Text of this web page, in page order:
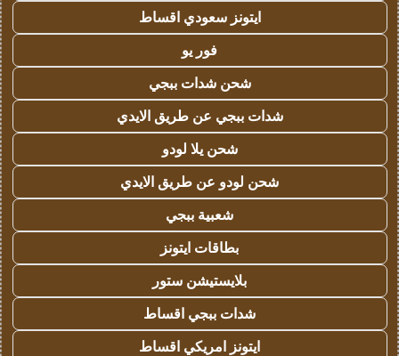
ايتونز سعودي اقساط
فور يو
شحن شدات ببجي
شدات ببجي عن طريق الايدي
شحن يلا لودو
شحن لودو عن طريق الايدي
شعبية ببجي
بطاقات ايتونز
بلايستيشن ستور
شدات ببجي اقساط
ايتونز امريكي اقساط